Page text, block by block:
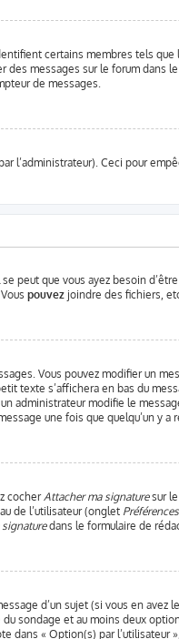
certains membres tels
messages sur le forum dans
de messages.
l’administrateur). Ceci pour
peut que vous ayez besoin
pouvez joindre des fichiers,
Vous pouvez modifier un
texte s’affichera en bas du
administrateur modifie le
une fois que quelqu’un y a
cocherAttacher ma signaturesur le
de l’utilisateur (onglet
dans le formulaire de
d’un sujet (si vous en avez
sondage et au moins deux
« Option(s) par